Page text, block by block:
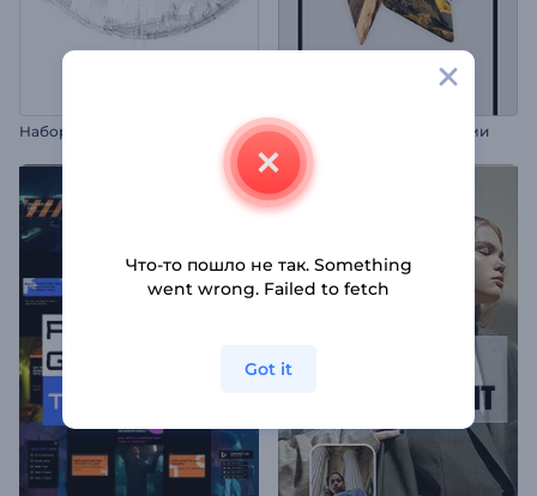
Н
абор для видео: Онлайн-маркетинг и SEO Рилс с тревел-снепшотами
Что-то пошло не так. Something
went wrong. Failed to fetch
Got it